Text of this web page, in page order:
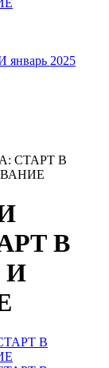
СТАРТ В
В
И